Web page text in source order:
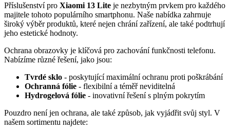
Příslušenství pro Xiaomi 13 Lite je nezbytným prvkem pro každého
majitele tohoto populárního smartphonu. Naše nabídka zahrnuje
široký výběr produktů, které nejen chrání zařízení, ale také podtrhují
jeho estetické hodnoty.
Ochrana obrazovky je klíčová pro zachování funkčnosti telefonu.
Nabízíme různé řešení, jako jsou:
Tvrdé sklo - poskytující maximální ochranu proti poškrábání
Ochranná fólie - flexibilní a téměř neviditelná
Hydrogelová fólie - inovativní řešení s plným pokrytím
Pouzdro není jen ochrana, ale také způsob, jak vyjádřit svůj styl. V
našem sortimentu najdete: